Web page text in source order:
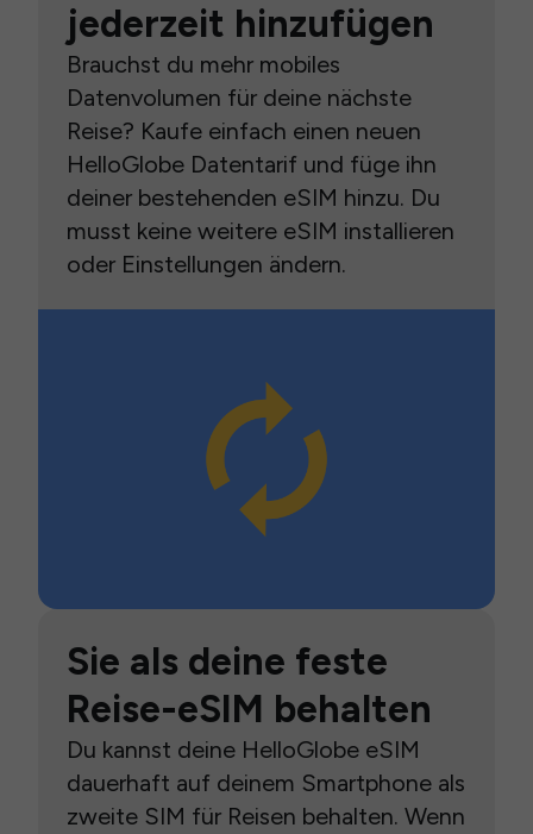
jederzeit hinzufügen
Brauchst du mehr mobiles
Datenvolumen für deine nächste
Reise? Kaufe einfach einen neuen
HelloGlobe Datentarif und füge ihn
deiner bestehenden eSIM hinzu. Du
musst keine weitere eSIM installieren
oder Einstellungen ändern.
Sie als deine feste
Reise-eSIM behalten
Du kannst deine HelloGlobe eSIM
dauerhaft auf deinem Smartphone als
zweite SIM für Reisen behalten. Wenn